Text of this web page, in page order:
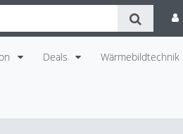
Deals Wärmebildtechnik